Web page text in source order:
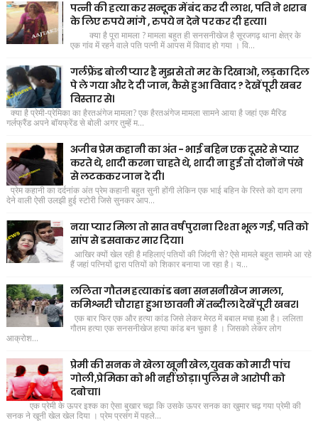
पत्नी की हत्या कर सन्दूक में बंद कर दी लाश, पति ने शराब
के लिए रुपये मांगे , रुपये न देने पर कर दी हत्या।
क्या है पूरा मामला ? मामला बहुत ही सनसनीखेज है सूरजगढ़ थाना क्षेत्र के
एक गांव में रहने वाले पति पत्नी में आपस में विवाद हो गया । वि...
गर्लफ्रैंड बोली प्यार है मुझसे तो मर के दिखाओ, लड़का दिल
पे ले गया और दे दी जान, कैसे हुआ विवाद ? देखें पूरी खबर
विस्तार से।
क्या है प्रेमी-प्रेमिका का हैरतअंगेज मामला? एक हैरतअंगेज मामला सामने आया है जहां एक मैरिड
गर्लफ्रैंड अपने बॉयफ्रेंड से बोली अगर तुम्हें म...
अजीब प्रेम कहानी का अंत - भाई बहिन एक दूसरे से प्यार
करते थे, शादी करना चाहते थे, शादी ना हुई तो दोनों ने पंखे
से लटककर जान दे दी।
प्रेम कहानी का दर्दनांक अंत प्रेम कहानी बहुत सुनी होंगी लेकिन एक भाई बहिन के रिस्ते को दाग लगा
देने वाली ऐसी उलझी हुई स्टोरी जिसे सुनकर आप...
नया प्यार मिला तो सात वर्ष पुराना रिश्ता भूल गई, पति को
सांप से डसवाकर मार दिया।
आखिर क्यों खेल रही है महिलाएं पतियों की जिंदगी से? ऐसे मामले बहुत साममे आ रहे
हैं जहां पत्नियों द्वारा पतियों को शिकार बनाया जा रहा है। य...
ललिता गौतम हत्याकांड बना सनसनीखेज मामला,
कमिश्नरी चौराहा हुआ छावनी में तब्दील। देखें पूरी खबर।
एक बार फिर एक और हत्या कांड जिसे लेकर मेरठ में बबाल मचा हुआ है। ललिता
गौतम हत्या एक सनसनीखेज हत्या कांड बन चुका है । जिसको लेकर लोग
आक्रोश...
प्रेमी की सनक ने खेला खूनी खेल,युवक को मारी पांच
गोली,प्रेमिका को भी नहीं छोड़ा। पुलिस ने आरोपी को
दबोचा।
एक प्रेमी के ऊपर इश्क का ऐसा बुखार चढ़ा कि उसके ऊपर सनक का खुमार चढ़ गया प्रेमी की
सनक ने खूनी खेल खेल दिया । प्रेम प्रसंग में पहले...